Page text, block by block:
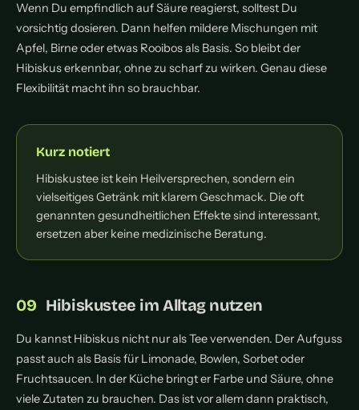
Wenn Du empfindlich auf Säure reagierst, solltest Du
vorsichtig dosieren. Dann helfen mildere Mischungen mit
Apfel, Birne oder etwas Rooibos als Basis. So bleibt der
Hibiskus erkennbar, ohne zu scharf zu wirken. Genau diese
Flexibilität macht ihn so brauchbar.
Kurz notiert
Hibiskustee ist kein Heilversprechen, sondern ein
vielseitiges Getränk mit klarem Geschmack. Die oft
genannten gesundheitlichen Effekte sind interessant,
ersetzen aber keine medizinische Beratung.
Hibiskustee im Alltag nutzen
Du kannst Hibiskus nicht nur als Tee verwenden. Der Aufguss
passt auch als Basis für Limonade, Bowlen, Sorbet oder
Fruchtsaucen. In der Küche bringt er Farbe und Säure, ohne
viele Zutaten zu brauchen. Das ist vor allem dann praktisch,